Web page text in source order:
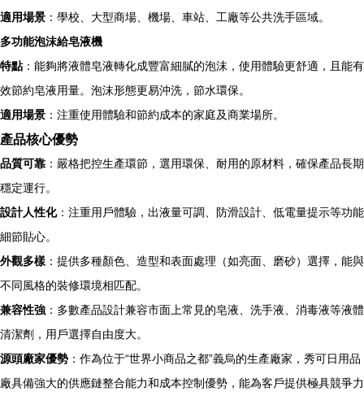
適用場景 ：學校、大型商場、機場、車站、工廠等公共洗手區域。
多功能泡沫給皂液機
特點：能夠將液體皂液轉化成豐富細膩的泡沫，使用體驗更舒適，且能有
效節約皂液用量。泡沫形態更易沖洗，節水環保。
適用場景 ：注重使用體驗和節約成本的家庭及商業場所。
產品核心優勢
品質可靠 ：嚴格把控生產環節，選用環保、耐用的原材料，確保產品長期
穩定運行。
設計人性化：注重用戶體驗，出液量可調、防滑設計、低電量提示等功能
細節貼心。
外觀多樣 ：提供多種顏色、造型和表面處理（如亮面、磨砂）選擇，能與
不同風格的裝修環境相匹配。
兼容性強 ：多數產品設計兼容市面上常見的皂液、洗手液、消毒液等液體
清潔劑，用戶選擇自由度大。
源頭廠家優勢 ：作為位于“世界小商品之都”義烏的生產廠家，秀可日用品
廠具備強大的供應鏈整合能力和成本控制優勢，能為客戶提供極具競爭力